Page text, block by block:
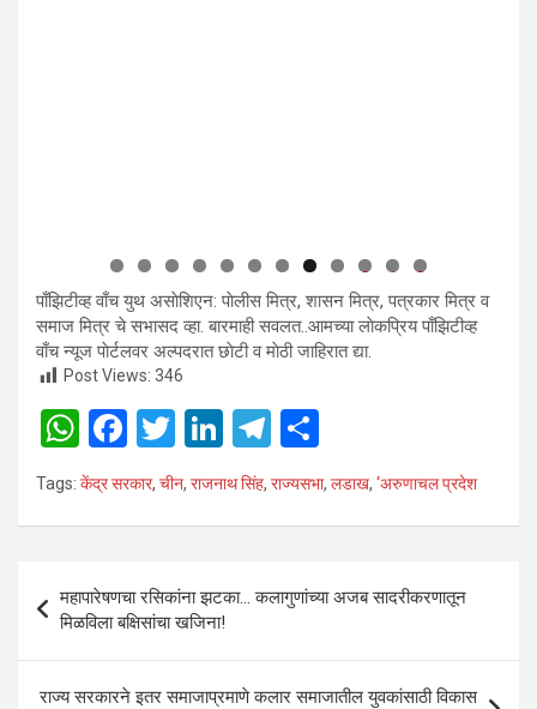
0 1
2
पाँझिटीव्ह वाँच युथ असाेशिएन: पाेलीस मित्र, शासन मित्र, पत्रकार मित्र व
समाज मित्र चे सभासद व्हा. बारमाही सवलत..आमच्या लाेकप्रिय पाँझिटीव्ह
वाँच न्यूज पाेर्टलवर अल्पदरात छाेटी व माेठी जाहिरात द्या.
Post Views: 346
W
h
at
A
p
p
F
a
ce
o
o
k
T
wi
tt
Li
n
ke
n
T
el
e
a
m
h
ar
Tags: केंद्र सरकार, चीन, राजनाथ सिंह, राज्यसभा, लडाख, ‘अरुणाचल प्रदेश
navigation
महापारेषणचा रसिकांना झटका… कलागुणांच्या अजब सादरीकरणातून
मिळविला बक्षिसांचा खजिना!
राज्य सरकारने इतर समाजाप्रमाणे कलार समाजातील युवकांसाठी विकास